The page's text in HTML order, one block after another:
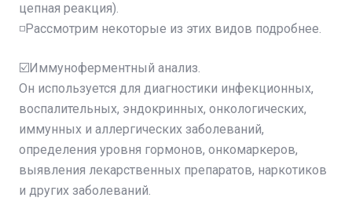
цепная реакция).
◽️Рассмотрим некоторые из этих видов подробнее.
☑️Иммуноферментный анализ.
Он используется для диагностики инфекционных,
воспалительных, эндокринных, онкологических,
иммунных и аллергических заболеваний,
определения уровня гормонов, онкомаркеров,
выявления лекарственных препаратов, наркотиков
и других заболеваний.